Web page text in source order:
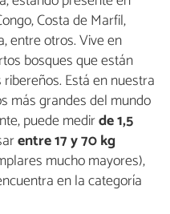
Costa de Marfil,
entre otros. Vive en
bosques que están
Está en nuestra
más grandes del mundo
puede medirde 1,5
entre 17 y70 kg
mucho mayores),
en la categoría